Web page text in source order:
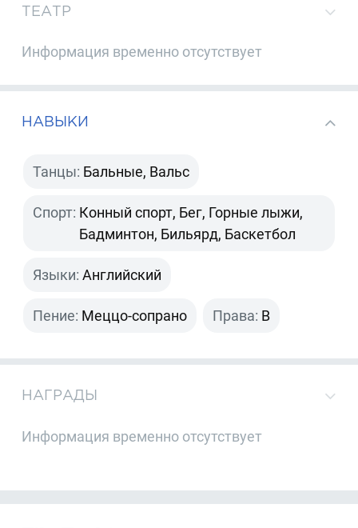
ТЕАТР
Информация временно отсутствует
НАВЫКИ
Танцы: Бальные, Вальс
Спорт: Конный спорт, Бег, Горные лыжи,
Бадминтон, Бильярд, Баскетбол
Языки: Английский
Пение: Меццо-сопрано Права: B
НАГРАДЫ
Информация временно отсутствует